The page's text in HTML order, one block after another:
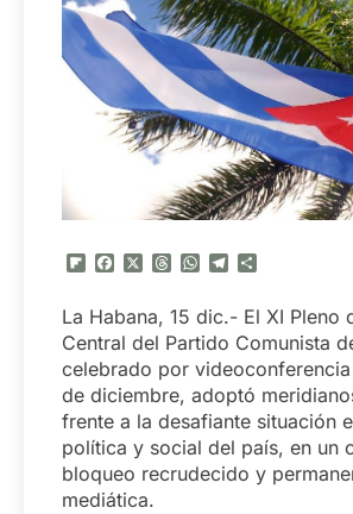
Flipboard
Facebook
X Threads
WhatsApp
Telegram
La Habana, 15 dic.- El XI Pleno
Central del Partido Comunista
celebrado por
de diciembre, adoptó
frente a la desafiante situación
política y social del país, en un
bloqueo recrudecido y
mediática.